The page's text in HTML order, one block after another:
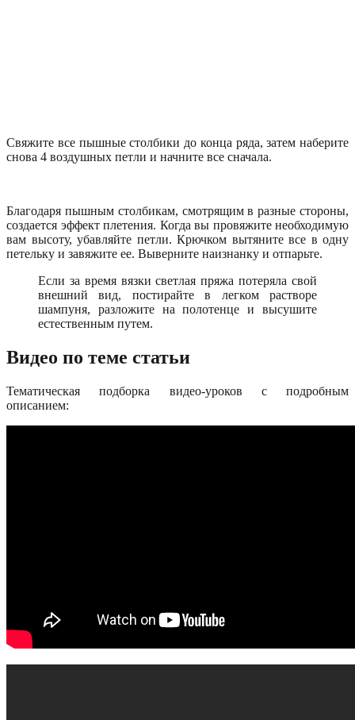
Свяжите все пышные столбики до конца ряда, затем наберите
снова 4 воздушных петли и начните все сначала.
Благодаря пышным столбикам, смотрящим в разные стороны,
создается эффект плетения. Когда вы провяжите необходимую
вам высоту, убавляйте петли. Крючком вытяните все в одну
петельку и завяжите ее. Выверните наизнанку и отпарьте.
Если за время вязки светлая пряжа потеряла свой
внешний вид, постирайте в легком растворе
шампуня, разложите на полотенце и высушите
естественным путем.
Видео по теме статьи
Тематическая подборка видео-уроков с подробным
описанием: